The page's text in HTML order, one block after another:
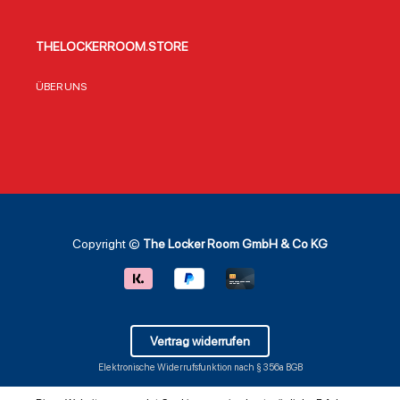
THELOCKERROOM.STORE
ÜBER UNS
Copyright © The Locker Room GmbH & Co KG
Vertrag widerrufen
Elektronische Widerrufsfunktion nach § 356a BGB